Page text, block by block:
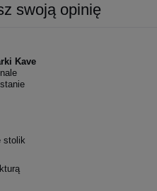
swoją opinię
Kave
stolik